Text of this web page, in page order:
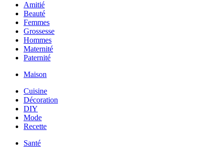
Amitié
Beauté
Femmes
Grossesse
Hommes
Maternité
Paternité
Maison
Cuisine
Décoration
DIY
Mode
Recette
Santé